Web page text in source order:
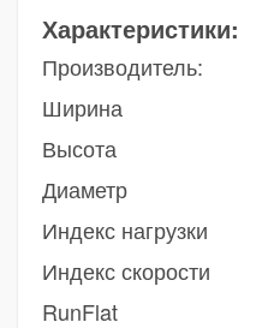
Характеристики:
Производитель:
Ширина
Высота
Диаметр
Индекс нагрузки
Индекс скорости
RunFlat